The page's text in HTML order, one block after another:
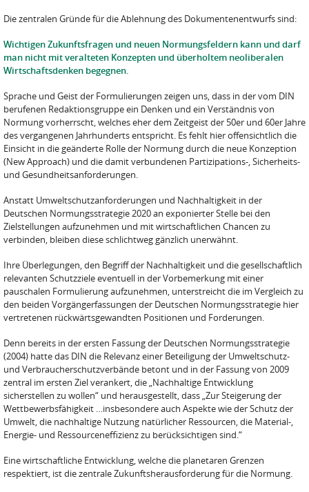
Die zentralen Gründe für die Ablehnung des Dokumenten­entwurfs sind:
Wichtigen Zukunftsfragen und neuen Normungsfeldern kann und darf
man nicht mit veralteten Konzepten und überholtem neoliberalen
Wirtschaftsdenken begegnen.
Sprache und Geist der Formulierungen zeigen uns, dass in der vom DIN
berufenen Redaktions­gruppe ein Denken und ein Verständnis von
Normung vorherrscht, welches eher dem Zeitgeist der 50er und 60er Jahre
des vergangenen Jahrhunderts entspricht. Es fehlt hier offensichtlich die
Einsicht in die geänderte Rolle der Normung durch die neue Konzeption
(New Approach) und die damit verbundenen Partizipations-, Sicherheits-
und Gesundheitsanforderungen.
Anstatt Umweltschutzanforderungen und Nachhaltigkeit in der
Deutschen Normungsstrategie 2020 an exponierter Stelle bei den
Zielstellungen aufzunehmen und mit wirtschaftlichen Chancen zu
verbinden, bleiben diese schlichtweg gänzlich unerwähnt.
Ihre Überlegungen, den Begriff der Nachhaltigkeit und die gesellschaftlich
relevanten Schutzziele eventuell in der Vorbemerkung mit einer
pauschalen Formulierung aufzunehmen, unterstreicht die im Vergleich zu
den beiden Vorgängerfassungen der Deutschen Normungsstrategie hier
vertretenen rückwärtsgewandten Positionen und Forderungen.
Denn bereits in der ersten Fassung der Deutschen Normungsstrategie
(2004) hatte das DIN die Relevanz einer Beteiligung der Umweltschutz-
und Verbraucherschutzverbände betont und in der Fassung von 2009
zentral im ersten Ziel verankert, die „Nachhaltige Entwicklung
sicherstellen zu wollen“ und herausgestellt, dass „Zur Steigerung der
Wettbewerbsfähigkeit …insbesondere auch Aspekte wie der Schutz der
Umwelt, die nachhaltige Nutzung natürlicher Ressourcen, die Material-,
Energie- und Ressourceneffizienz zu berücksichtigen sind.“
Eine wirtschaftliche Entwicklung, welche die planetaren Grenzen
respektiert, ist die zentrale Zukunftsherausforderung für die Normung.